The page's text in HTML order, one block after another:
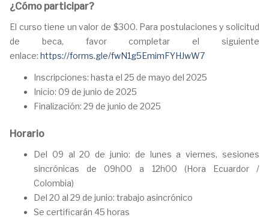
¿Cómo participar?
El curso tiene un valor de $300. Para postulaciones y solicitud
de beca, favor completar el siguiente
enlace: https://forms.gle/fwN1g5EmimFYHJwW7
Inscripciones: hasta el 25 de mayo del 2025
Inicio: 09 de junio de 2025
Finalización: 29 de junio de 2025
Horario
Del 09 al 20 de junio: de lunes a viernes, sesiones
sincrónicas de 09h00 a 12h00 (Hora Ecuardor /
Colombia)
Del 20 al 29 de junio: trabajo asincrónico
Se certificarán 45 horas